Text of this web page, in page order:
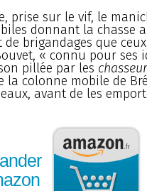
prise sur le vif, le
donnant la chasse
brigandages que
« connu pour ses
pillée par les
la colonne mobile de
avant de les